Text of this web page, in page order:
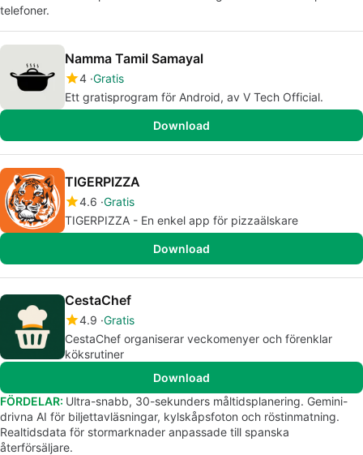
telefoner.
Namma Tamil Samayal
4 Gratis
Ett gratisprogram för Android, av V Tech Official.
Download
TIGERPIZZA
4.6 Gratis
TIGERPIZZA - En enkel app för pizzaälskare
Download
CestaChef
4.9 Gratis
CestaChef organiserar veckomenyer och förenklar
köksrutiner
Download
FÖRDELAR: Ultra-snabb, 30-sekunders måltidsplanering. Gemini-
drivna AI för biljettavläsningar, kylskåpsfoton och röstinmatning.
Realtidsdata för stormarknader anpassade till spanska
återförsäljare.